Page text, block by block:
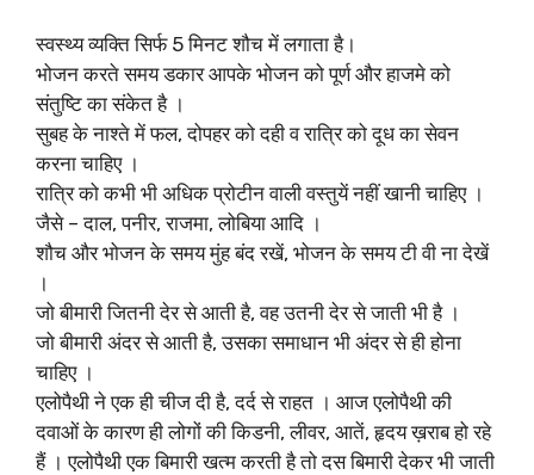
स्वस्थ्य व्यक्ति सिर्फ 5 मिनट शौच में लगाता है।
भोजन करते समय डकार आपके भोजन को पूर्ण और हाजमे को
संतुष्टि का संकेत है ।
सुबह के नाश्ते में फल, दोपहर को दही व रात्रि को दूध का सेवन
करना चाहिए ।
रात्रि को कभी भी अधिक प्रोटीन वाली वस्तुयें नहीं खानी चाहिए ।
जैसे – दाल, पनीर, राजमा, लोबिया आदि ।
शौच और भोजन के समय मुंह बंद रखें, भोजन के समय टी वी ना देखें
।
जो बीमारी जितनी देर से आती है, वह उतनी देर से जाती भी है ।
जो बीमारी अंदर से आती है, उसका समाधान भी अंदर से ही होना
चाहिए ।
एलोपैथी ने एक ही चीज दी है, दर्द से राहत । आज एलोपैथी की
दवाओं के कारण ही लोगों की किडनी, लीवर, आतें, हृदय ख़राब हो रहे
हैं । एलोपैथी एक बिमारी खत्म करती है तो दस बिमारी देकर भी जाती